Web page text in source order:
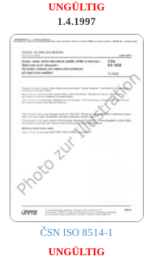
UNGÜLTIG
1.4.1997
ČSN ISO 8514-1
UNGÜLTIG